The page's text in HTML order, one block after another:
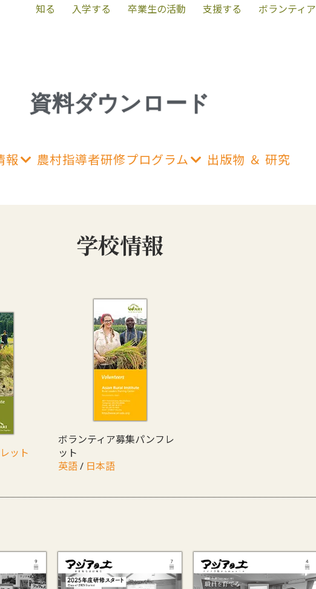
知る 入学する 卒業生の活動 支援する ボランティ
資料ダウンロード
報 農村指導者研修プログラム 出版物 ＆ 研究​
学校情報
ット
ボランティア募集パンフレ
ット
英語/ 日本語